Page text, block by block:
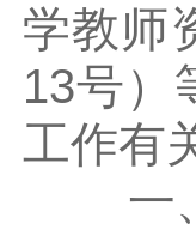
学教师
13号）
工作有
一、